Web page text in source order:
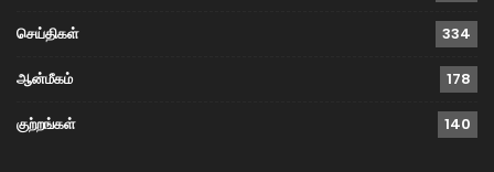
செய்திகள் 334
ஆன்மீகம் 178
குற்றங்கள் 140